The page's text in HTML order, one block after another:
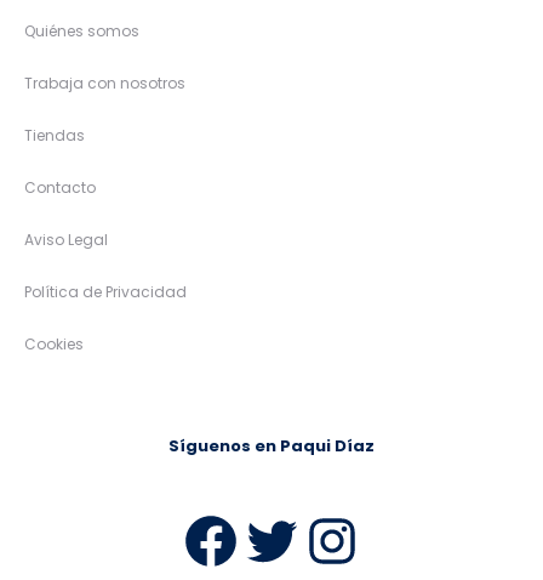
Quiénes somos
Trabaja con nosotros
Tiendas
Contacto
Aviso Legal
Política de Privacidad
Cookies
Síguenos en Paqui Díaz
Facebook
Twitter